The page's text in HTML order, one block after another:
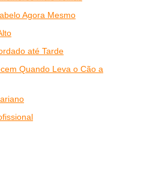
Agora Mesmo
até Tarde
Quando Leva o Cão a